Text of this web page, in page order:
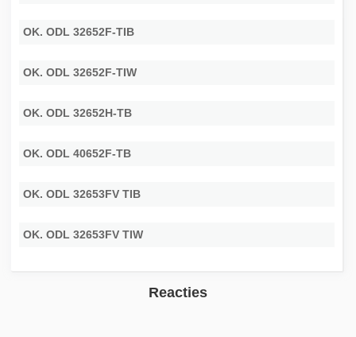
OK. ODL 32652F-TIB
OK. ODL 32652F-TIW
OK. ODL 32652H-TB
OK. ODL 40652F-TB
OK. ODL 32653FV TIB
OK. ODL 32653FV TIW
Reacties